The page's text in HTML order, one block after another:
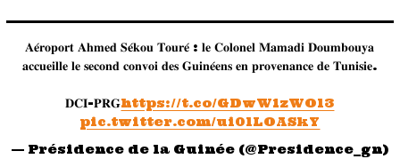
𝐀𝐞́𝐫𝐨𝐩𝐨𝐫𝐭 𝐀𝐡𝐦𝐞𝐝 𝐒𝐞́𝐤𝐨𝐮 𝐓𝐨𝐮𝐫𝐞́ : 𝐥𝐞 𝐂𝐨𝐥𝐨𝐧𝐞𝐥 𝐌𝐚𝐦𝐚𝐝𝐢 𝐃𝐨𝐮𝐦𝐛𝐨𝐮𝐲𝐚
𝐚𝐜𝐜𝐮𝐞𝐢𝐥𝐥𝐞 𝐥𝐞 𝐬𝐞𝐜𝐨𝐧𝐝 𝐜𝐨𝐧𝐯𝐨𝐢 𝐝𝐞𝐬 𝐆𝐮𝐢𝐧𝐞́𝐞𝐧𝐬 𝐞𝐧 𝐩𝐫𝐨𝐯𝐞𝐧𝐚𝐧𝐜𝐞 𝐝𝐞 𝐓𝐮𝐧𝐢𝐬𝐢𝐞.
𝐃𝐂𝐈-𝐏𝐑𝐆https://t.co/GDwW1zWOl3
pic.twitter.com/ui0lLOASkY
— Présidence de la Guinée (@Presidence_gn)